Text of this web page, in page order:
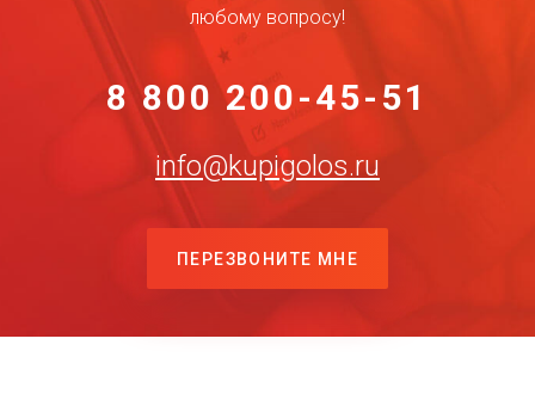
любому вопросу!
8 800 200-45-51
info@kupigolos.ru
ПЕРЕЗВОНИТЕ МНЕ